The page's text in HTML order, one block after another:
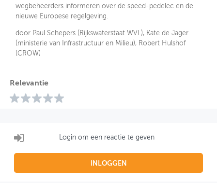
wegbeheerders informeren over de speed-pedelec en de
nieuwe Europese regelgeving.
door Paul Schepers (Rijkswaterstaat WVL), Kate de Jager
(ministerie van Infrastructuur en Milieu), Robert Hulshof
(CROW)
Relevantie
Login om een reactie te geven
INLOGGEN